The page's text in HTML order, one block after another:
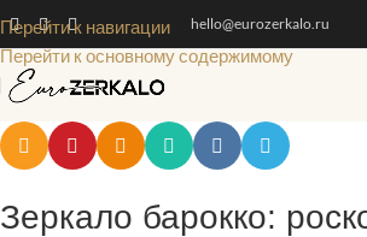
Перейти к навигации
Перейти к основному содержимому
hello@eurozerkalo.ru
Зеркало барокко: